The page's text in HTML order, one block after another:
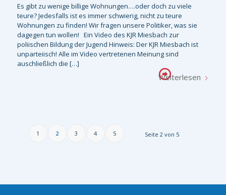
Es gibt zu wenige billige Wohnungen….oder doch zu viele
teure? Jedesfalls ist es immer schwierig, nicht zu teure
Wohnungen zu finden! Wir fragen unsere Politiker, was sie
dagegen tun wollen! Ein Video des KJR Miesbach zur
poliischen Bildung der Jugend Hinweis: Der KJR Miesbach ist
unparteiisch! Alle im Video vertretenen Meinung sind
auschließlich die […]
Weiterlesen
Seite 2 von 5
1 2 3 4 5